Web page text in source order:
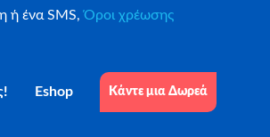
ή ένα SMS,Όροι χρέωσης
Eshop Κάντε μια Δωρεά